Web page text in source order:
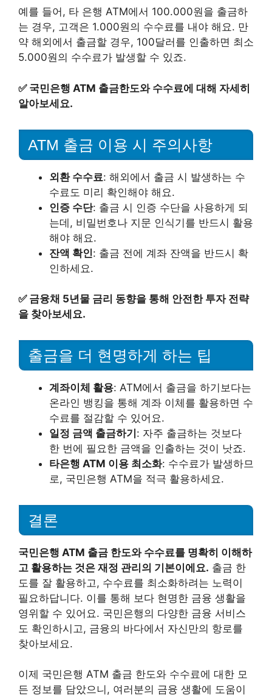
예를 들어, 타 은행 ATM에서 100.000원을 출금하
는 경우, 고객은 1.000원의 수수료를 내야 해요. 만
약 해외에서 출금할 경우, 100달러를 인출하면 최소
5.000원의 수수료가 발생할 수 있죠.
✅ 국민은행 ATM 출금한도와 수수료에 대해 자세히
알아보세요.
ATM 출금 이용 시 주의사항
외환 수수료: 해외에서 출금 시 발생하는 수
수료도 미리 확인해야 해요.
인증 수단: 출금 시 인증 수단을 사용하게 되
는데, 비밀번호나 지문 인식기를 반드시 활용
해야 해요.
잔액 확인: 출금 전에 계좌 잔액을 반드시 확
인하세요.
✅ 금융채 5년물 금리 동향을 통해 안전한 투자 전략
을 찾아보세요.
출금을 더 현명하게 하는 팁
계좌이체 활용: ATM에서 출금을 하기보다는
온라인 뱅킹을 통해 계좌 이체를 활용하면 수
수료를 절감할 수 있어요.
일정 금액 출금하기: 자주 출금하는 것보다
한 번에 필요한 금액을 인출하는 것이 낫죠.
타은행 ATM 이용 최소화: 수수료가 발생하므
로, 국민은행 ATM을 적극 활용하세요.
결론
국민은행 ATM 출금 한도와 수수료를 명확히 이해하
고 활용하는 것은 재정 관리의 기본이에요. 출금 한
도를 잘 활용하고, 수수료를 최소화하려는 노력이
필요하답니다. 이를 통해 보다 현명한 금융 생활을
영위할 수 있어요. 국민은행의 다양한 금융 서비스
도 확인하시고, 금융의 바다에서 자신만의 항로를
찾아보세요.
이제 국민은행 ATM 출금 한도와 수수료에 대한 모
든 정보를 담았으니, 여러분의 금융 생활에 도움이